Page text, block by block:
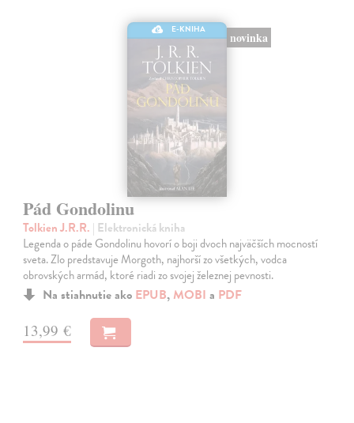
E-KNIHA
novinka
Pád Gondolinu
Tolkien J.R.R. | Elektronická kniha
Legenda o páde Gondolinu hovorí o boji dvoch najväčších mocností
sveta. Zlo predstavuje Morgoth, najhorší zo všetkých, vodca
obrovských armád, ktoré riadi zo svojej železnej pevnosti.
Na stiahnutie ako EPUB, MOBI a PDF
13,99 €